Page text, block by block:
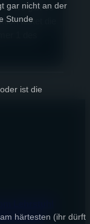
wo gibt es
testet die
1 des
Lehrstuhl
gar nicht an der
Stunde
ist die
härtesten (ihr dürft